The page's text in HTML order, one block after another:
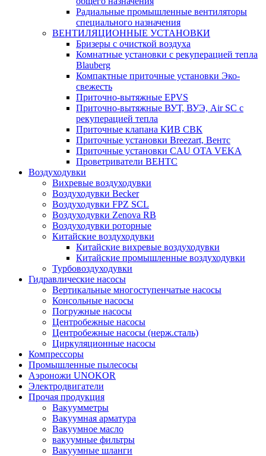
Радиальные промышленные вентиляторы
специального назначения
ВЕНТИЛЯЦИОННЫЕ УСТАНОВКИ
Бризеры с очисткой воздуха
Комнатные установки с рекуперацией тепла
Blauberg
Компактные приточные установки Эко-
свежесть
Приточно-вытяжные EPVS
Приточно-вытяжные ВУТ, ВУЭ, Air SC с
рекуперацией тепла
Приточные клапана КИВ СВК
Приточные установки Breezart, Вентс
Приточные установки CAU OTA VEKA
Проветриватели ВЕНТС
Воздуходувки
Вихревые воздуходувки
Воздуходувки Becker
Воздуходувки FPZ SCL
Воздуходувки Zenova RB
Воздуходувки роторные
Китайские воздуходувки
Китайские вихревые воздуходувки
Китайские промышленные воздуходувки
Турбовоздуходувки
Гидравлические насосы
Вертикальные многоступенчатые насосы
Консольные насосы
Погружные насосы
Центробежные насосы
Центробежные насосы (нерж.сталь)
Циркуляционные насосы
Компрессоры
Промышленные пылесосы
Аэроножи UNOKOR
Электродвигатели
Прочая продукция
Вакуумметры
Вакуумная арматура
Вакуумное масло
вакуумные фильтры
Вакуумные шланги